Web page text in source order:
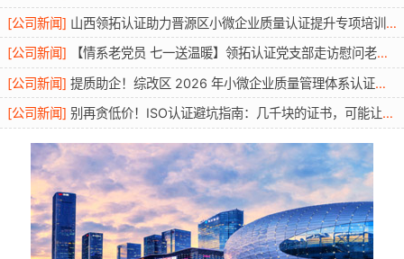
[公司新闻] 山西领拓认证助力晋源区小微企业质量认证提升专项培训圆满开展
[公司新闻]
【情系老党员 七一送温暖】领拓认证党支部走访慰问老党员活动
[公司新闻] 提质助企！综改区 2026 年小微企业质量管理体系认证提升行动圆满举办
[公司新闻] 别再贪低价！ISO认证避坑指南：几千块的证书，可能让你投标直接废标